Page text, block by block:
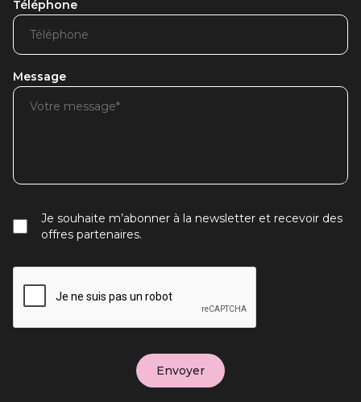
Téléphone
Message
Je souhaite m’abonner à la newsletter et recevoir des
offres partenaires.